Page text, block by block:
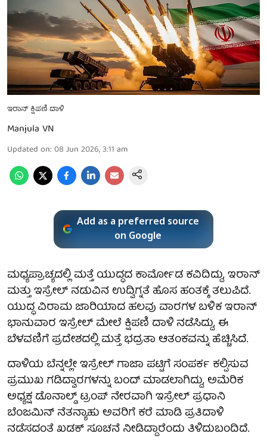
ಇರಾನ್ ಕ್ಷಿಪಣಿ ದಾಳಿ
Manjula VN
Updated on: 08 Jun 2026, 3:11 am
Add as a preferred source
on Google
ಮಧ್ಯಪ್ರಾಚ್ಯದಲ್ಲಿ ಮತ್ತೆ ಯುದ್ಧದ ಕಾರ್ಮೋಡ ಕವಿದಿದ್ದು, ಇರಾನ್
ಮತ್ತು ಇಸ್ರೇಲ್ ನಡುವಿನ ಉದ್ವಿಗ್ನತೆ ಹೊಸ ಹಂತಕ್ಕೆ ತಲುಪಿದೆ.
ಯುದ್ಧ ವಿರಾಮ ಜಾರಿಯಾದ ಹಲವು ವಾರಗಳ ಬಳಿಕ ಇರಾನ್
ಭಾನುವಾರ ಇಸ್ರೇಲ್ ಮೇಲೆ ಕ್ಷಿಪಣಿ ದಾಳಿ ನಡೆಸಿದ್ದು, ಈ
ಬೆಳವಣಿಗೆ ಪ್ರದೇಶದಲ್ಲಿ ಮತ್ತೆ ಭದ್ರತಾ ಆತಂಕವನ್ನು ಹೆಚ್ಚಿಸಿದೆ.
ದಾಳಿಯ ಬೆನ್ನಲ್ಲೇ ಇಸ್ರೇಲ್ ಗಾಜಾ ಪಟ್ಟಿಗೆ ಸಂಪರ್ಕ ಕಲ್ಪಿಸುವ
ಪ್ರಮುಖ ಗಡಿದ್ವಾರಗಳನ್ನು ಬಂದ್ ಮಾಡಲಾಗಿದ್ದು, ಅಮೆರಿಕ
ಅಧ್ಯಕ್ಷ ಡೊನಾಲ್ಡ್ ಟ್ರಂಪ್ ನೇರವಾಗಿ ಇಸ್ರೇಲ್ ಪ್ರಧಾನಿ
ಬೆಂಜಮಿನ್ ನೆತನ್ಯಾಹು ಅವರಿಗೆ ಕರೆ ಮಾಡಿ ಪ್ರತಿದಾಳಿ
ನಡೆಸದಂತೆ ಖಡಕ್ ಸೂಚನೆ ನೀಡಿದ್ದಾರೆಂದು ತಿಳಿದುಬಂದಿದೆ.